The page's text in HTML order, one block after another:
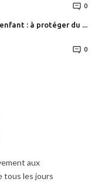
0
Grains de beauté de l'enfant : à protéger du ...
0
aux
tous les jours